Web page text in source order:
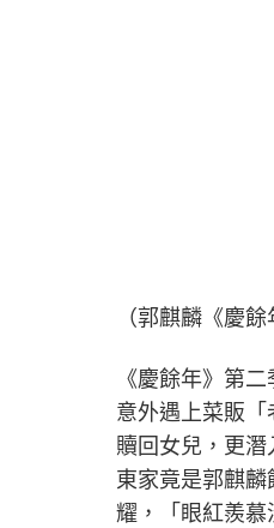
（郭麒麟《慶
《慶餘年》第
意外遇上菜販
贖回女兒，更
東家竟是郭麒
耀，「眼紅羨